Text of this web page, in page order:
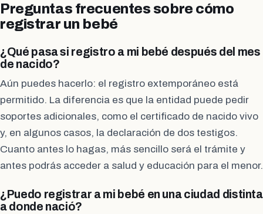
Preguntas frecuentes sobre cómo
registrar un bebé
¿Qué pasa si registro a mi bebé después del mes
de nacido?
Aún puedes hacerlo: el registro extemporáneo está
permitido. La diferencia es que la entidad puede pedir
soportes adicionales, como el certificado de nacido vivo
y, en algunos casos, la declaración de dos testigos.
Cuanto antes lo hagas, más sencillo será el trámite y
antes podrás acceder a salud y educación para el menor.
¿Puedo registrar a mi bebé en una ciudad distinta
a donde nació?